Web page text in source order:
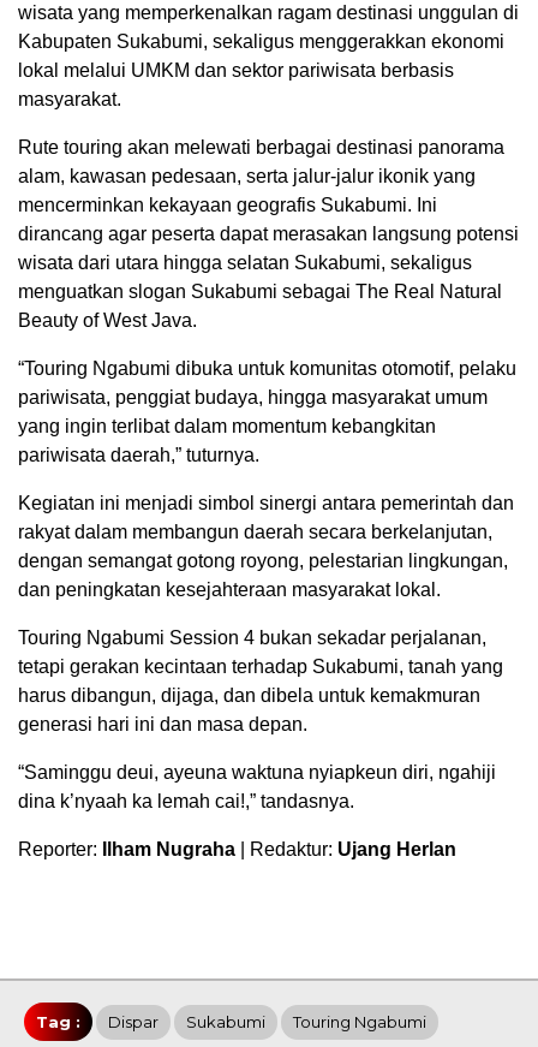
wisata yang memperkenalkan ragam destinasi unggulan di
Kabupaten Sukabumi, sekaligus menggerakkan ekonomi
lokal melalui UMKM dan sektor pariwisata berbasis
masyarakat.
Rute touring akan melewati berbagai destinasi panorama
alam, kawasan pedesaan, serta jalur-jalur ikonik yang
mencerminkan kekayaan geografis Sukabumi. Ini
dirancang agar peserta dapat merasakan langsung potensi
wisata dari utara hingga selatan Sukabumi, sekaligus
menguatkan slogan Sukabumi sebagai The Real Natural
Beauty of West Java.
“Touring Ngabumi dibuka untuk komunitas otomotif, pelaku
pariwisata, penggiat budaya, hingga masyarakat umum
yang ingin terlibat dalam momentum kebangkitan
pariwisata daerah,” tuturnya.
Kegiatan ini menjadi simbol sinergi antara pemerintah dan
rakyat dalam membangun daerah secara berkelanjutan,
dengan semangat gotong royong, pelestarian lingkungan,
dan peningkatan kesejahteraan masyarakat lokal.
Touring Ngabumi Session 4 bukan sekadar perjalanan,
tetapi gerakan kecintaan terhadap Sukabumi, tanah yang
harus dibangun, dijaga, dan dibela untuk kemakmuran
generasi hari ini dan masa depan.
“Saminggu deui, ayeuna waktuna nyiapkeun diri, ngahiji
dina k’nyaah ka lemah cai!,” tandasnya.
Reporter: Ilham Nugraha | Redaktur: Ujang Herlan
Tag : Dispar Sukabumi Touring Ngabumi